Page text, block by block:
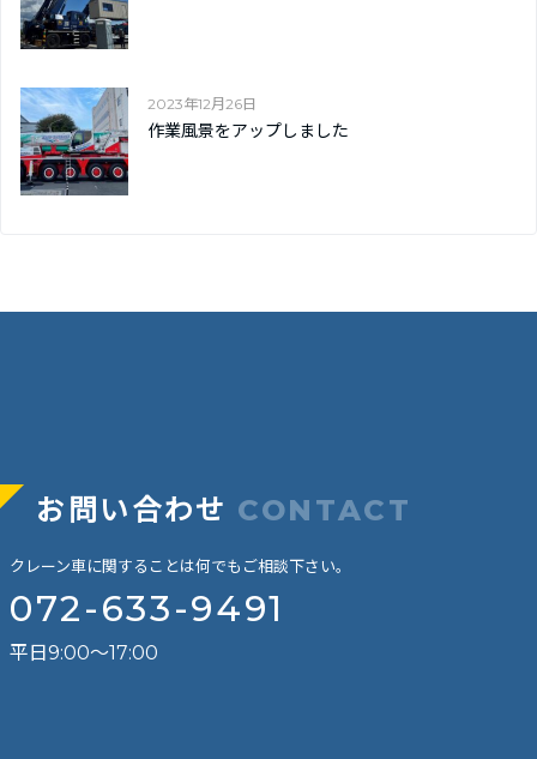
2023年12月26日
作業風景をアップしました
お問い合わせ CONTACT
クレーン車に関することは何でもご相談下さい。
072-633-9491
平日9:00～17:00